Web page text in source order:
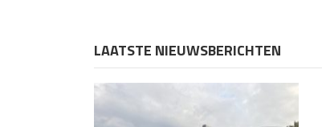
LAATSTE NIEUWSBERICHTEN